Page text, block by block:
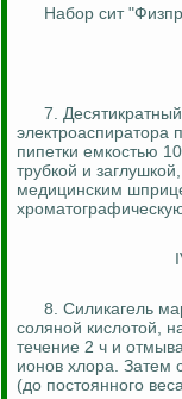
Набор сит "
7.
электроаспиратора
пипетки емкостью
трубкой и
медицинским
8. Силикагель
соляной кислотой,
течение 2 ч и
ионов хлора. Затем
(до постоянного